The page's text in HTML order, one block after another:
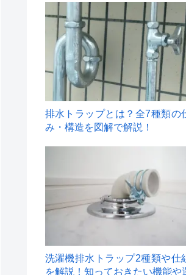
1
排水トラップとは？全7種類の
み・構造を図解で解説！
洗濯機排水トラップ2種類や仕
を解説！知っておきたい機能や